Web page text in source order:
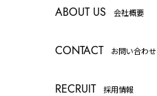
ABOUT US 会社概要
CONTACT お問い合わせ
RECRUIT 採用情報